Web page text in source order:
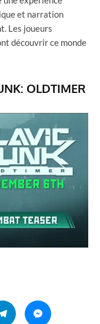
et narration
Les joueurs
découvrir ce monde
OLDTIMER